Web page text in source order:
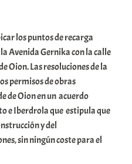
los puntos de recarga
Avenida Gernika con la calle
Oion. Las resoluciones de la
permisos de obras
de Oion en un acuerdo
e Iberdrola que estipula que
y del
sin ningún coste para el